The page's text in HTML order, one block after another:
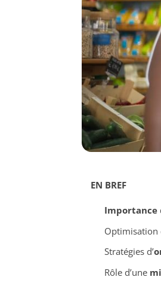
EN BREF
Importance
Optimisation
Stratégies d’
Rôle d’une